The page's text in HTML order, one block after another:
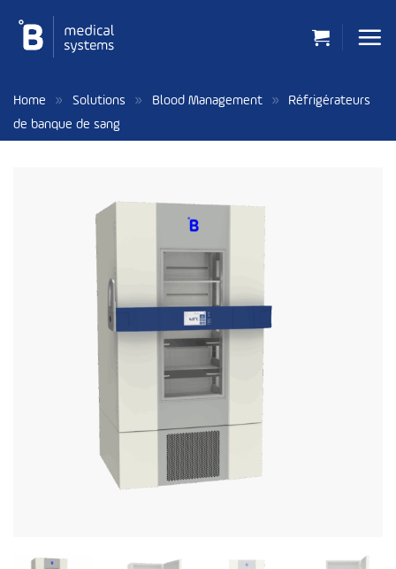
contenu
Home » Solutions » Blood Management »
Réfrigérateurs
de banque de sang